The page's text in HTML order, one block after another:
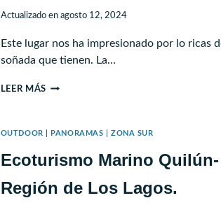
DE
EN
FAMILIA
Actualizado en agosto 12, 2024
Este lugar nos ha impresionado por lo ricas
soñada que tienen. La…
LEER MÁSLODGE
VERTIENTES
DE
OUTDOOR PANORAMAS |ZONA SUR
Ecoturismo Marino
Región de Los Lagos.